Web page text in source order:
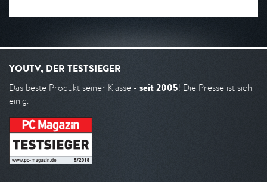
YOUTV, DER TESTSIEGER
Das beste Produkt seiner Klasse - seit 2005! Die Presse ist sich
einig.